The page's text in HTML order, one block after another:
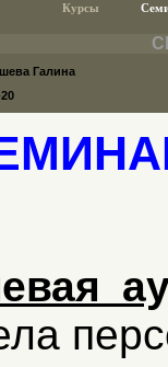
Курсы
Галина